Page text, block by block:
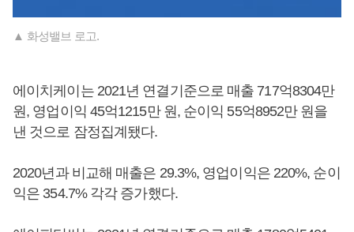
▲ 화성밸브 로고.
에이치케이는 2021년 연결기준으로 매출 717억8304만
원, 영업이익 45억1215만 원, 순이익 55억8952만 원을
낸 것으로 잠정집계됐다.
2020년과 비교해 매출은 29.3%, 영업이익은 220%, 순이
익은 354.7% 각각 증가했다.